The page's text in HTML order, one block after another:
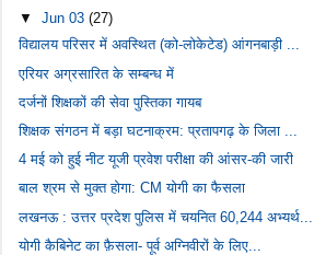
▼Jun 03(27)
विद्यालय परिसर में अवस्थित (को-लोकेटेड) आंगनबाड़ी ...
एरियर अग्रसारित के सम्बन्ध में
दर्जनों शिक्षकों की सेवा पुस्तिका गायब
शिक्षक संगठन में बड़ा घटनाक्रम: प्रतापगढ़ के जिला ...
4 मई को हुई नीट यूजी प्रवेश परीक्षा की आंसर-की जारी
बाल श्रम से मुक्त होगा: CM योगी का फैसला
लखनऊ : उत्तर प्रदेश पुलिस में चयनित 60,244 अभ्यर्थ...
योगी कैबिनेट का फ़ैसला- पूर्व अग्निवीरों के लिए...